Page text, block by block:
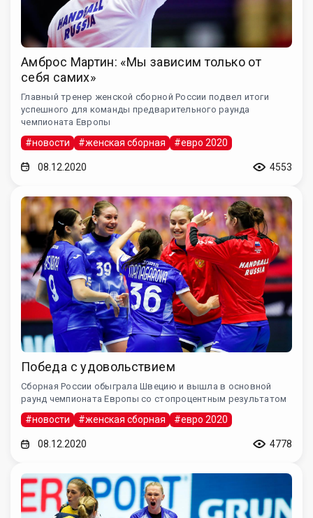
Амброс Мартин: «Мы зависим только от
себя самих»
Главный тренер женской сборной России подвел итоги
успешного для команды предварительного раунда
чемпионата Европы
#новости #женская сборная #евро 2020
08.12.2020 4553
Победа с удовольствием
Сборная России обыграла Швецию и вышла в основной
раунд чемпионата Европы со стопроцентным результатом
#новости #женская сборная #евро 2020
08.12.2020 4778